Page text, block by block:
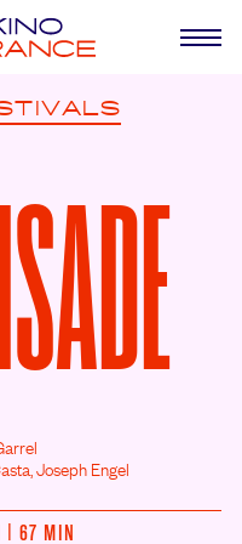
Joseph Engel
| 67 MIN